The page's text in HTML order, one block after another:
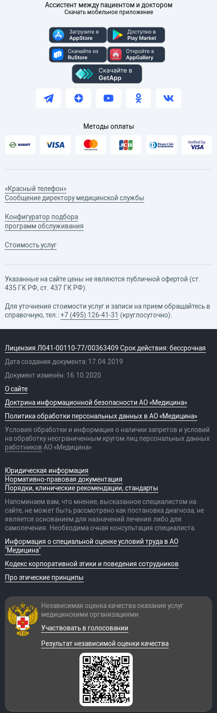
Ассистент между пациентом и доктором
Скачать мобильное приложение
Методы оплаты
«Красный телефон»
Сообщение директору медицинской службы
Конфигуратор подбора
программ обслуживания
Стоимость услуг
Указанные на сайте цены не являются публичной офертой (ст.
435 ГК РФ, cт. 437 ГК РФ).
Для уточнения стоимости услуг и записи на прием обращайтесь в
справочную, тел.:+7 (495) 126-41-31 (круглосуточно).
Лицензия Л041-00110-77/00363409 Срок действия: бессрочная
Дата создания документа: 17.04.2019
Документ изменён: 16.10.2020
О сайте
Доктрина информационной безопасности АО «Медицина»
Политика обработки персональных данных в АО «Медицина»
Условия обработки и информация о наличии запретов и условий
на обработку неограниченным кругом лиц персональных данных
работников АО «Медицина»
Юридическая информация
Нормативно-правовая документация
Порядки, клинические рекомендации, стандарты
Напоминаем вам, что мнение, высказанное специалистом на
сайте, не может быть рассмотрено как постановка диагноза, не
является основанием для назначений лечения либо для
самолечения. Необходима очная консультация специалиста.
Информация о специальной оценке условий труда в АО
"Медицина"
Кодекс корпоративной этики и поведения сотрудников
Про этические принципы
Независимая оценка качества оказания услуг
медицинскими организациями
Участвовать в голосовании
Результат независимой оценки качества